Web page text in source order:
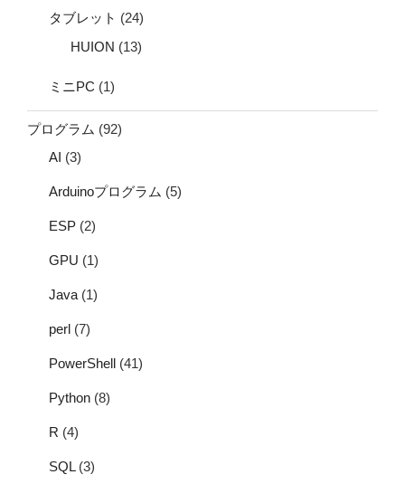
タブレット (24)
HUION (13)
ミニPC (1)
プログラム (92)
AI (3)
Arduinoプログラム (5)
ESP (2)
GPU (1)
Java (1)
perl (7)
PowerShell (41)
Python (8)
R (4)
SQL(3)